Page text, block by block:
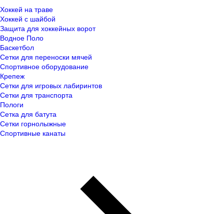
Хоккей на траве
Хоккей с шайбой
Защита для хоккейных ворот
Водное Поло
Баскетбол
Сетки для переноски мячей
Спортивное оборудование
Крепеж
Сетки для игровых лабиринтов
Сетки для транспорта
Пологи
Сетка для батута
Сетки горнолыжные
Спортивные канаты